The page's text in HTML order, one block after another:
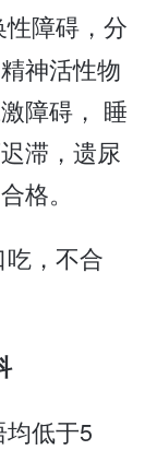
障碍，分
神活性物
障碍， 睡
滞，遗尿
格。
，不合
低于5